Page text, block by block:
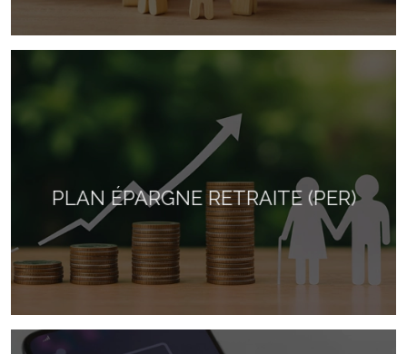
PLAN ÉPARGNE RETRAITE (PER)